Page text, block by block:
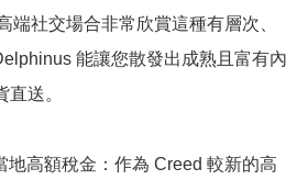
社交場合非常欣賞這種有層次、
能讓您散發出成熟且富有內
送。
地高額稅金：作為 Creed 較新的高